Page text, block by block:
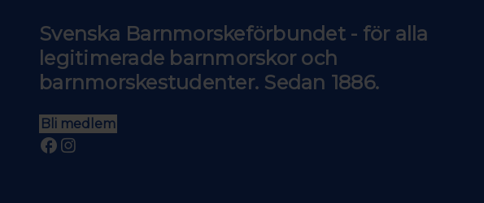
Svenska Barnmorskeförbundet - för alla
legitimerade barnmorskor och
barnmorskestudenter. Sedan 1886.
Bli medlem